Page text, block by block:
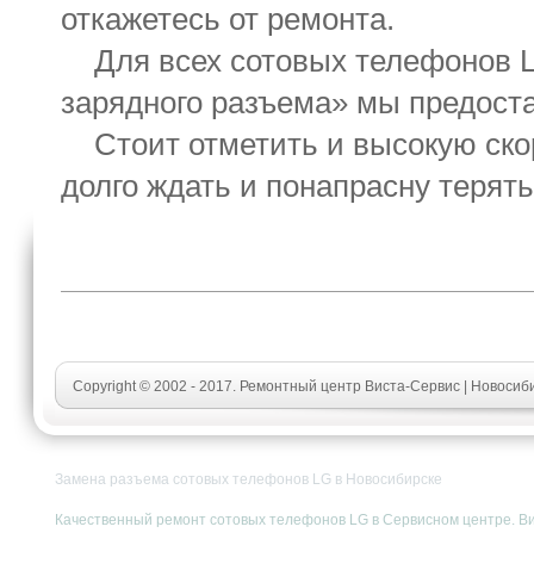
откажетесь от ремонта.
Для всех сотовых телефонов
зарядного разъема» мы
Стоит отметить и высокую
долго ждать и понапрасну
Copyright © 2002 - 2017. Ремонтный центр Виста-Сервис |
Замена разъема сотовых телефонов LG в Новосибирске
Качественный ремонт сотовых телефонов LG в Сервисном центре.